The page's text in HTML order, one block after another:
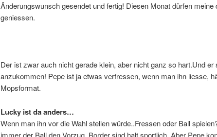
Änderungswunsch gesendet und fertig! Diesen Monat dürfen meine
geniessen.
Der ist zwar auch nicht gerade klein, aber nicht ganz so hart.Und er
anzukommen! Pepe ist ja etwas verfressen, wenn man ihn liesse,
Mopsformat.
Lucky ist da anders…
Wenn man ihn vor die Wahl stellen würde..Fressen oder Ball
immer der Ball den Vorzug. Border sind halt sportlich. Aber Pepe